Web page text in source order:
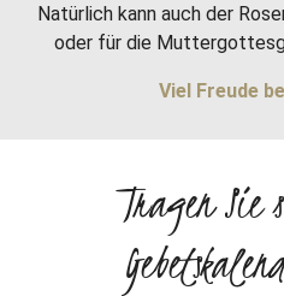
Natürlich kann auch der
oder für die
Viel Freude
Tragen Sie